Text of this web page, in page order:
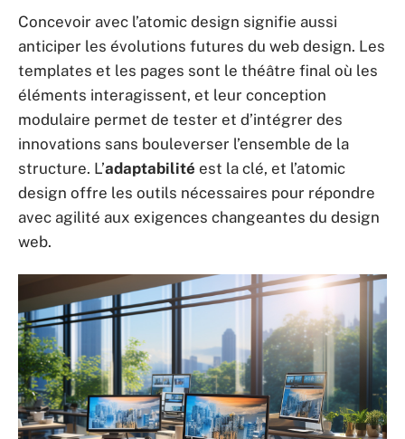
Concevoir avec l’atomic design signifie aussi
anticiper les évolutions futures du web design. Les
templates et les pages sont le théâtre final où les
éléments interagissent, et leur conception
modulaire permet de tester et d’intégrer des
innovations sans bouleverser l’ensemble de la
structure. L’adaptabilité est la clé, et l’atomic
design offre les outils nécessaires pour répondre
avec agilité aux exigences changeantes du design
web.